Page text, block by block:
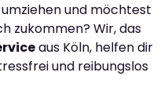
und möchtest
zukommen? Wir, das
aus Köln, helfen dir
und reibungslos